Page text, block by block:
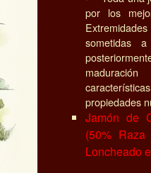
por los
sometidas
propiedades
Jamón de
(50%
Loncheado